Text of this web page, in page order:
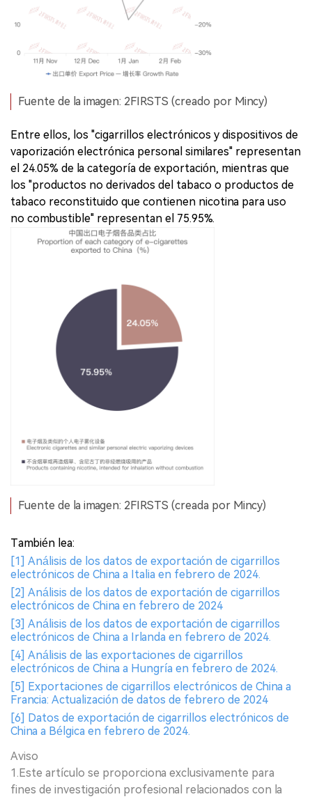
Fuente de la imagen: 2FIRSTS (creado por Mincy)
Entre ellos, los "cigarrillos electrónicos y dispositivos de
vaporización electrónica personal similares" representan
el 24.05% de la categoría de exportación, mientras que
los "productos no derivados del tabaco o productos de
tabaco reconstituido que contienen nicotina para uso
no combustible" representan el 75.95%.
Fuente de la imagen: 2FIRSTS (creada por Mincy)
También lea:
[1] Análisis de los datos de exportación de cigarrillos
electrónicos de China a Italia en febrero de 2024.
[2] Análisis de los datos de exportación de cigarrillos
electrónicos de China en febrero de 2024
[3] Análisis de los datos de exportación de cigarrillos
electrónicos de China a Irlanda en febrero de 2024.
[4] Análisis de las exportaciones de cigarrillos
electrónicos de China a Hungría en febrero de 2024.
[5] Exportaciones de cigarrillos electrónicos de China a
Francia: Actualización de datos de febrero de 2024
[6] Datos de exportación de cigarrillos electrónicos de
China a Bélgica en febrero de 2024.
Aviso
1.Este artículo se proporciona exclusivamente para
fines de investigación profesional relacionados con la